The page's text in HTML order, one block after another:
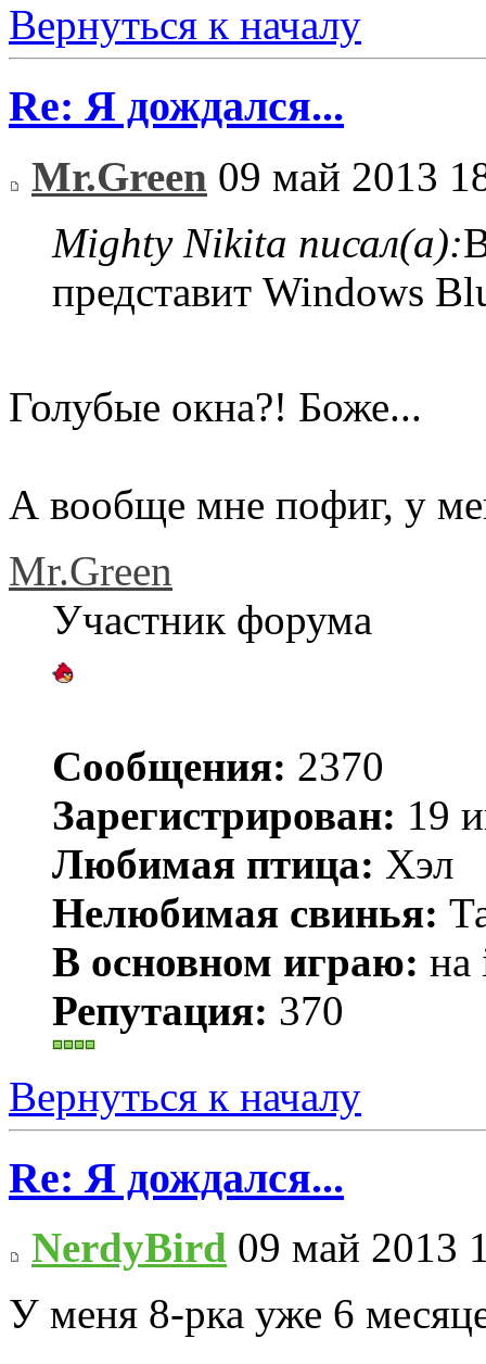
Вернуться к началу
Re: Я дождался...
Mr.Green 09 май 2013
Mighty Nikita писал(а):
представит Windows
Голубые окна?! Боже...
А вообще мне пофиг, у
Mr.Green
Участник форума
Сообщения: 2370
Зарегистрирован: 19
Любимая птица: Хэл
Нелюбимая свинья:
В основном играю: на
Репутация: 370
Вернуться к началу
Re: Я дождался...
NerdyBird 09 май 2013
У меня 8-рка уже 6